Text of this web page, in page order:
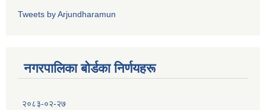
Tweets by Arjundharamun
नगरपालिका बाेर्डका निर्णयहरू
२०८३-०२-२७